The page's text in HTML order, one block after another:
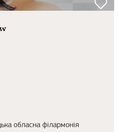
обласна філармонія